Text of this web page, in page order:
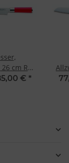
cm Red
Dick € *